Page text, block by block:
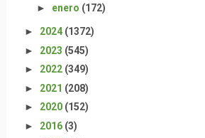
► enero (172)
► 2024 (1372)
► 2023 (545)
► 2022 (349)
► 2021 (208)
► 2020 (152)
► 2016 (3)